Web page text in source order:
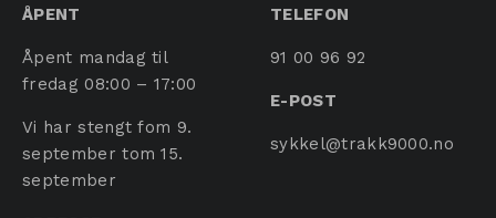
ÅPENT
Åpent mandag til
fredag 08:00 – 17:00
Vi har stengt fom 9.
september tom 15.
september
TELEFON
91 00 96 92
E-POST
sykkel@trakk9000.no